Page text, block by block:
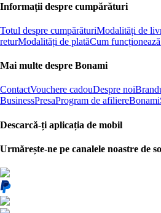
Informații despre cumpărături
Totul despre cumpărăturiModalități de
returModalități de platăCum
Mai multe despre Bonami
ContactVouchere cadouDespre noi
BusinessPresaProgram de afiliere
Descarcă-ți aplicația de mobil
Urmărește-ne pe canalele noastre de